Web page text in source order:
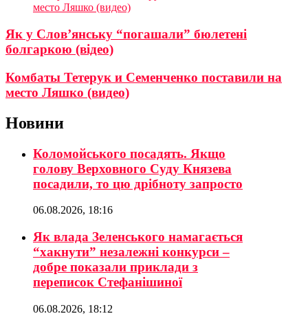
место Ляшко (видео)
Як у Слов’янську “погашали” бюлетені
болгаркою (відео)
Комбаты Тетерук и Семенченко поставили на
место Ляшко (видео)
Новини
Коломойського посадять. Якщо
голову Верховного Суду Князева
посадили, то цю дрібноту запросто
06.08.2026, 18:16
Як влада Зеленського намагається
“хакнути” незалежні конкурси –
добре показали приклади з
переписок Стефанішиної
06.08.2026, 18:12